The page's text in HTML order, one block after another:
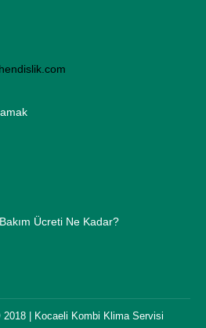
Ücreti Ne Kadar?
| Kocaeli Kombi Klima Servisi